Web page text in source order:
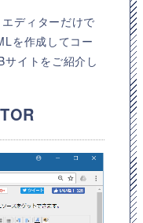
ディターだけで
を作成してコー
サイトをご紹介し